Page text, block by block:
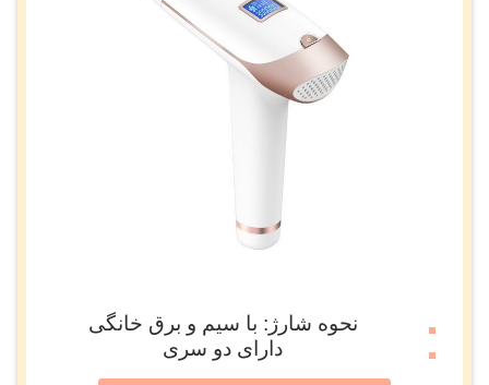
نحوه شارژ: با سیم و برق خانگی
دارای دو سری